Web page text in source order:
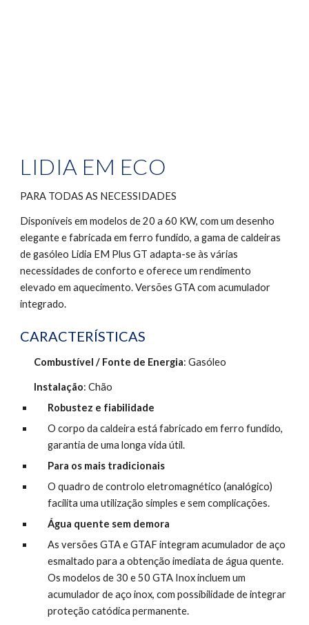
LIDIA EM ECO
PARA TODAS AS NECESSIDADES
Disponíveis em modelos de 20 a 60 KW, com um desenho
elegante e fabricada em ferro fundido, a gama de caldeiras
de gasóleo Lidia EM Plus GT adapta-se às várias
necessidades de conforto e oferece um rendimento
elevado em aquecimento. Versões GTA com acumulador
integrado.
CARACTERÍSTICAS
Combustível / Fonte de Energia: Gasóleo
Instalação: Chão
Robustez e fiabilidade
O corpo da caldeira está fabricado em ferro fundido,
garantia de uma longa vida útil.
Para os mais tradicionais
O quadro de controlo eletromagnético (analógico)
facilita uma utilização simples e sem complicações.
Água quente sem demora
As versões GTA e GTAF integram acumulador de aço
esmaltado para a obtenção imediata de água quente.
Os modelos de 30 e 50 GTA Inox incluem um
acumulador de aço inox, com possibilidade de integrar
proteção catódica permanente.